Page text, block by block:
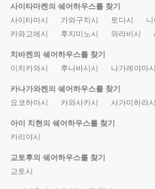
사이타마켄의 쉐어하우스를 찾기
사이타마시
가와구치시 토다시
카와고에시
후지미노시 와라비시
치바켄의 쉐어하우스를 찾기
이치카와시
후나바시시 나가레야마시
카나가와켄의 쉐어하우스를 찾기
요코하마시
카와사키시 사가미하라시
아이 치현의 쉐어하우스를 찾기
카리야시
교토후의 쉐어하우스를 찾기
교토시